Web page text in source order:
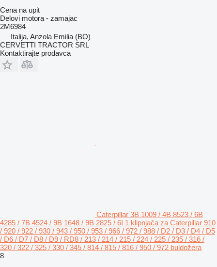
Cena na upit
Delovi motora - zamajac
2M6984
Italija, Anzola Emilia (BO)
CERVETTI TRACTOR SRL
Kontaktirajte prodavca
Caterpillar 3B 1009 / 4B 8523 / 6B
4285 / 7B 4524 / 9B 1648 / 9B 2825 / 6I 1 klipnjača za Caterpillar 910
/ 920 / 922 / 930 / 943 / 950 / 953 / 966 / 972 / 988 / D2 / D3 / D4 / D5
/ D6 / D7 / D8 / D9 / RD8 / 213 / 214 / 215 / 224 / 225 / 235 / 316 /
320 / 322 / 325 / 330 / 345 / 814 / 815 / 816 / 950 / 972 buldožera
8